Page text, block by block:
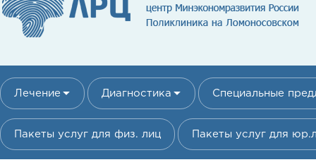
Лечение Диагностика Специальные
Пакеты услуг для физ. лиц Пакеты услуг для